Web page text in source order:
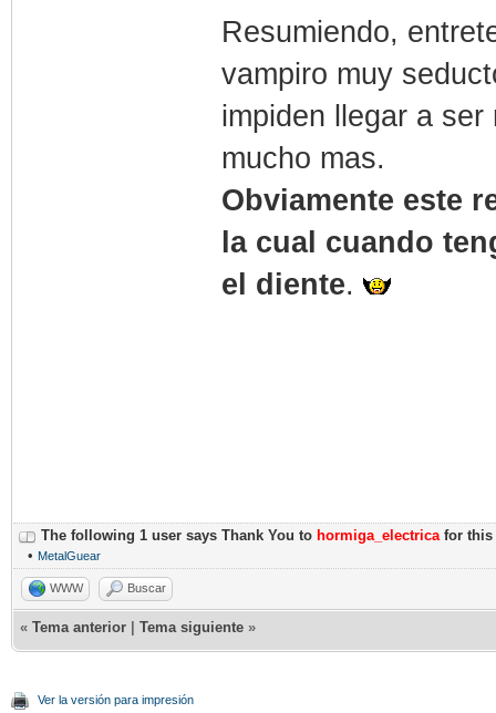
Resumiendo,
vampiro muy
impiden llegar a
mucho mas.
Obviamente este
la cual cuando
el diente.
The following 1 user says Thank You to hormiga_electrica for this
• MetalGuear
WWW Buscar
« Tema anterior Tema siguiente »
Ver la versión para impresión